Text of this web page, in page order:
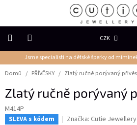
Jsme specialisti na dětské šperky od
CZK
DĚTSKÉ
ŠPERKY
PRSTENY
NÁUŠNICE
Domů / PŘÍVĚSKY / Zlatý ručně porývaný
Zlatý ručně porývaný
M414P
SLEVA s kódem Značka: Cutie